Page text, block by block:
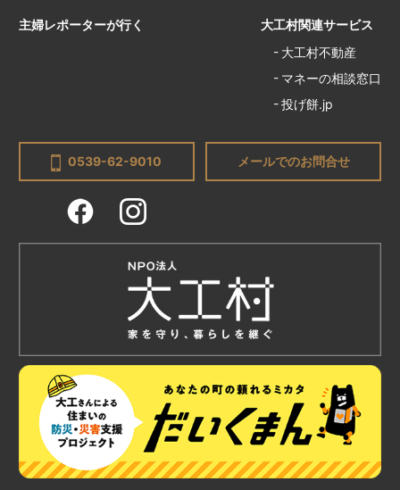
主婦レポーターが行く
大工村関連サービス
大工村不動産
マネーの相談窓口
投げ餅.jp
0539-62-9010 メールでのお問合せ